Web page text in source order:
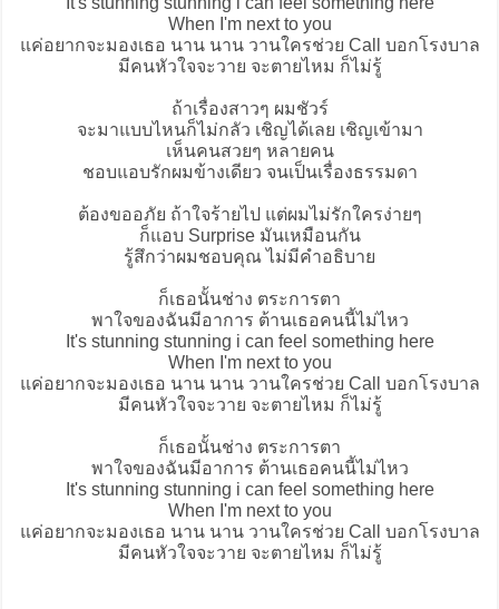
When I'm next to you
แค่อยากจะมองเธอ นาน นาน วานใครช่วย Call บอกโรงบาล
มีคนหัวใจจะวาย จะตายไหม ก็ไม่รู้
ถ้าเรื่องสาวๆ ผมชัวร์
จะมาแบบไหนก็ไม่กลัว เชิญได้เลย เชิญเข้ามา
เห็นคนสวยๆ หลายคน
ชอบแอบรักผมข้างเดียว จนเป็นเรื่องธรรมดา
ต้องขออภัย ถ้าใจร้ายไป แต่ผมไม่รักใครง่ายๆ
ก็แอบ Surprise มันเหมือนกัน
รู้สึกว่าผมชอบคุณ ไม่มีคำอธิบาย
ก็เธอนั้นช่าง ตระการตา
พาใจของฉันมีอาการ ต้านเธอคนนี้ไม่ไหว
It's stunning stunning i can feel something here
When I'm next to you
แค่อยากจะมองเธอ นาน นาน วานใครช่วย Call บอกโรงบาล
มีคนหัวใจจะวาย จะตายไหม ก็ไม่รู้
ก็เธอนั้นช่าง ตระการตา
พาใจของฉันมีอาการ ต้านเธอคนนี้ไม่ไหว
It's stunning stunning i can feel something here
When I'm next to you
แค่อยากจะมองเธอ นาน นาน วานใครช่วย Call บอกโรงบาล
มีคนหัวใจจะวาย จะตายไหม ก็ไม่รู้